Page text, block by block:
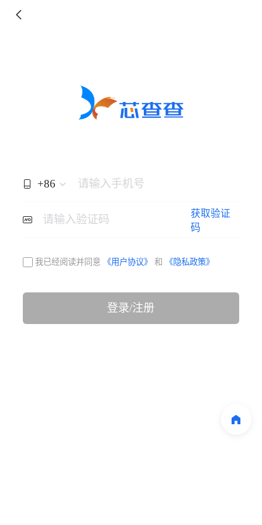
+86 请输入手机号
请输入验证码
获取验证
码
我已经阅读并同意 《用户协议》 和 《隐私政策》
登录/注册